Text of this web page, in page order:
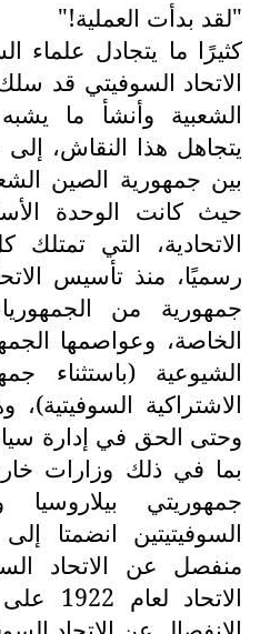
"لقد بدأت العملية!"
كثيرًا ما يتجادل علماء
الاتحاد السوفيتي قد
الشعبية وأنشأ ما يشبه
يتجاهل هذا النقاش،
بين جمهورية الصين
حيث كانت الوحدة
الاتحادية، التي
رسميًا، منذ تأسيس
جمهورية من
الخاصة، وعواصمها
الشيوعية (باستثناء
الاشتراكية السوفيتية)،
وحتى الحق في إدارة
بما في ذلك وزارات
جمهوريتي بيلاروسيا
السوفيتيتين انضمتا
منفصل عن الاتحاد